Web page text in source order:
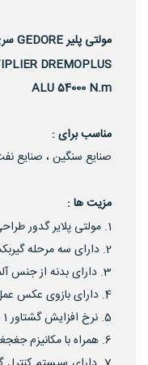
مولتی پلیر GEDORE سری ALU
DREMOPLUS
ALU 54000 N.m
مناسب برای :
صنایع سنگین ، صنایع
مزیت ها :
مولتی پلایر گدور
دارای سه مرحله
دارای بدنه از جنس
دارای بازوی عکس
نرخ افزایش گشتاور 1 به 175
همراه با مکانیزم